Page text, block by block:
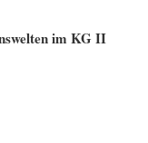
im KG II